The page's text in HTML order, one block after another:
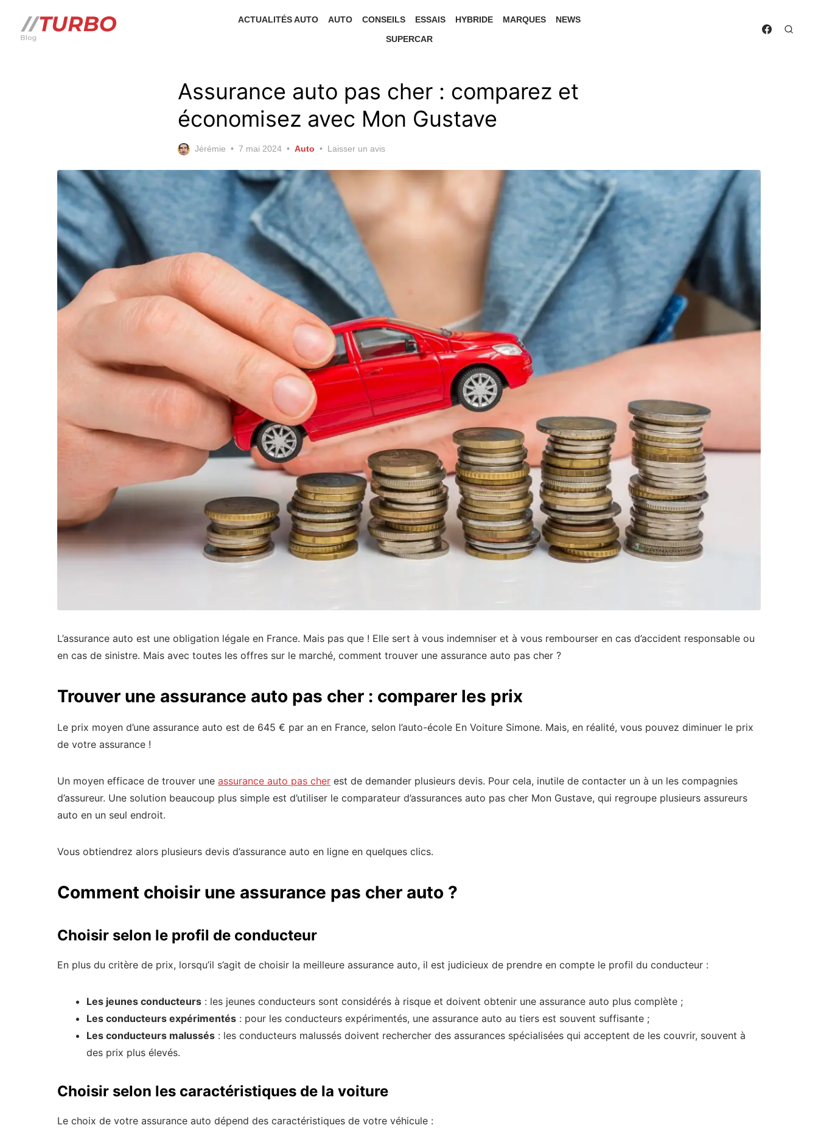
ACTUALITÉS AUTO AUTO CONSEILS ESSAIS HYBRIDE MARQUES
NEWS
SUPERCAR
Assurance auto pas cher : comparez et
économisez avec Mon Gustave
Jérémie
Posted
7 mai 2024 Auto Laisser un avis
L’assurance auto est une obligation légale en France. Mais pas que ! Elle sert à vous indemniser et à vous rembourser en cas d’accident responsable ou
en cas de sinistre. Mais avec toutes les offres sur le marché, comment trouver une assurance auto pas cher ?
Trouver une assurance auto pas cher : comparer les prix
Le prix moyen d’une assurance auto est de 645 € par an en France, selon l’auto-école En Voiture Simone. Mais, en réalité, vous pouvez diminuer le prix
de votre assurance !
Un moyen efficace de trouver une assurance auto pas cher est de demander plusieurs devis. Pour cela, inutile de contacter un à un les compagnies
d’assureur. Une solution beaucoup plus simple est d’utiliser le comparateur d’assurances auto pas cher Mon Gustave, qui regroupe plusieurs assureurs
auto en un seul endroit.
Vous obtiendrez alors plusieurs devis d’assurance auto en ligne en quelques clics.
Comment choisir une assurance pas cher auto ?
Choisir selon le profil de conducteur
En plus du critère de prix, lorsqu’il s’agit de choisir la meilleure assurance auto, il est judicieux de prendre en compte le profil du conducteur :
Les jeunes conducteurs : les jeunes conducteurs sont considérés à risque et doivent obtenir une assurance auto plus complète ;
Les conducteurs expérimentés : pour les conducteurs expérimentés, une assurance auto au tiers est souvent suffisante ;
Les conducteurs malussés : les conducteurs malussés doivent rechercher des assurances spécialisées qui acceptent de les couvrir, souvent à
des prix plus élevés.
Choisir selon les caractéristiques de la voiture
Le choix de votre assurance auto dépend des caractéristiques de votre véhicule :